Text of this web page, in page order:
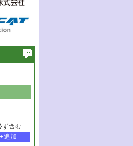
ず含む